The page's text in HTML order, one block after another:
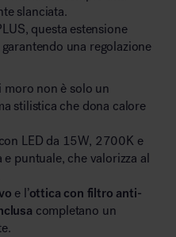
slanciata.
questa estensione
garantendo una regolazione
moro non è solo un
stilistica che dona calore
LED da 15W, 2700K e
puntuale, che valorizza al
e l’ottica con filtro anti-
completano un